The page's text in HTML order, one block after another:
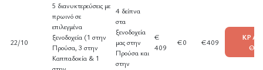
22/10
5 διανυκτερεύσεις με
πρωινό σε
επιλεγμένα
ξενοδοχεία (1 στην
Προύσα, 3 στην
Καππαδοκία & 1
4 δείπνα
στα
ξενοδοχεία
μας στην
Προύσα και
στην
€
409
€0 €409